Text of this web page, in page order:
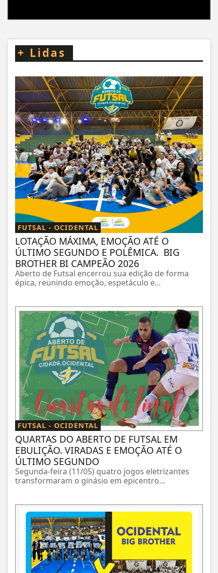
+ Lidas
FUTSAL - OCIDENTAL
LOTAÇÃO MÁXIMA, EMOÇÃO ATÉ O
ÚLTIMO SEGUNDO E POLÊMICA. BIG
BROTHER BI CAMPEÃO 2026
Aberto de Futsal encerrou sua edição de forma
épica, reunindo emoção, espetáculo e...
FUTSAL - OCIDENTAL
QUARTAS DO ABERTO DE FUTSAL EM
EBULIÇÃO. VIRADAS E EMOÇÃO ATÉ O
ÚLTIMO SEGUNDO
Segunda-feira (11/05) quatro jogos eletrizantes
transformaram o ginásio em epicentro...